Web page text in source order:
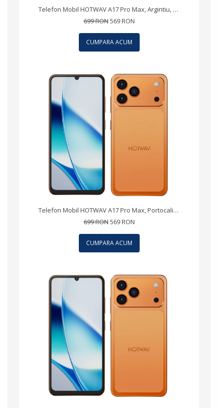
Telefon Mobil HOTWAV A17 Pro Max, Argintiu, 4G LTE, Ecran 6.75" 120Hz, 12GB RAM (3GB + 9GB extensibili), 64GB, Android 15, 5160mAh, Dual SIM
699 RON569 RON
CUMPARA ACUM
Telefon Mobil HOTWAV A17 Pro Max, Portocaliu, 4G LTE, Ecran 6.75" 120Hz, 12GB RAM (3GB + 9GB extensibili), 64GB, Android 15, 5160mAh, Dual SIM
699 RON569 RON
CUMPARA ACUM